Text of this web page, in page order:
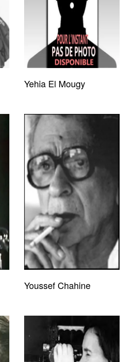
Yehia El Mougy
Youssef Chahine